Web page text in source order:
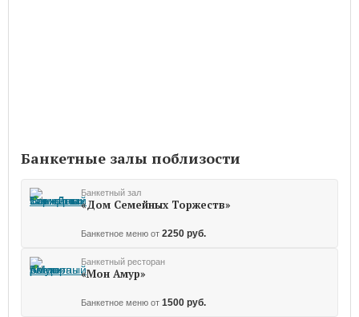
Банкетные залы поблизости
Банкетный зал
«Дом Семейных Торжеств»
Банкетное меню от 2250 руб.
Банкетный ресторан
«Мон Амур»
Банкетное меню от 1500 руб.